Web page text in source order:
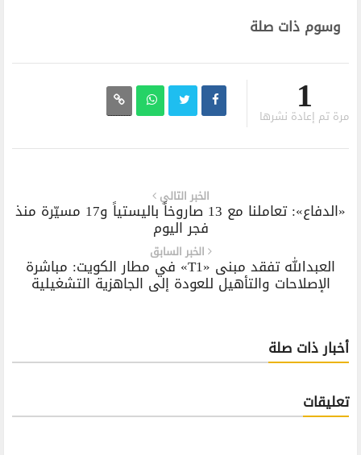
وسوم ذات صلة
1
مرة تم إعادة نشرها
الخبر التالي
«الدفاع»: تعاملنا مع 13 صاروخاً باليستياً و17 مسيّرة منذ
فجر اليوم
الخبر السابق
العبدالله تفقد مبنى «T1» في مطار الكويت: مباشرة
الإصلاحات والتأهيل للعودة إلى الجاهزية التشغيلية
أخبار ذات صلة
تعليقات